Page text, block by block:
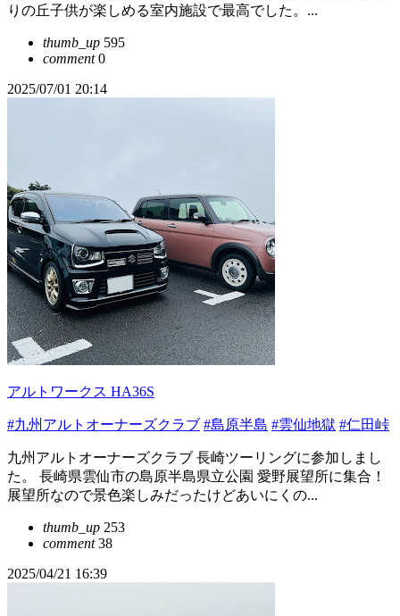
りの丘子供が楽しめる室内施設で最高でした。...
thumb_up 595
comment0
2025/07/01 20:14
アルトワークス HA36S
#九州アルトオーナーズクラブ #島原半島 #雲仙地獄 #仁田峠
九州アルトオーナーズクラブ 長崎ツーリングに参加しまし
た。 長崎県雲仙市の島原半島県立公園 愛野展望所に集合！
展望所なので景色楽しみだったけどあいにくの...
thumb_up 253
comment38
2025/04/21 16:39